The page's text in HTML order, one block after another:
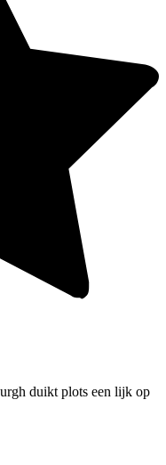
duikt plots een lijk op